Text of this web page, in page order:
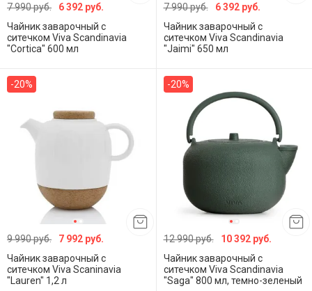
7 990 руб.
6 392 руб.
Чайник заварочный с
ситечком Viva Scandinavia
"Cortica" 600 мл
7 990 руб.
6 392 руб.
Чайник заварочный с
ситечком Viva Scandinavia
"Jaimi" 650 мл
-20%
9 990 руб.
7 992 руб.
Чайник заварочный с
ситечком Viva Scaninavia
"Lauren" 1,2 л
-20%
12 990 руб.
10 392 руб.
Чайник заварочный с
ситечком Viva Scandinavia
"Saga" 800 мл, темно-зеленый